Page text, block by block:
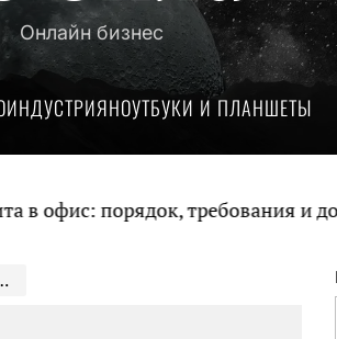
Онлайн бизнес
НОУТБУКИ И ПЛАНШЕТЫ
порядок, требования и